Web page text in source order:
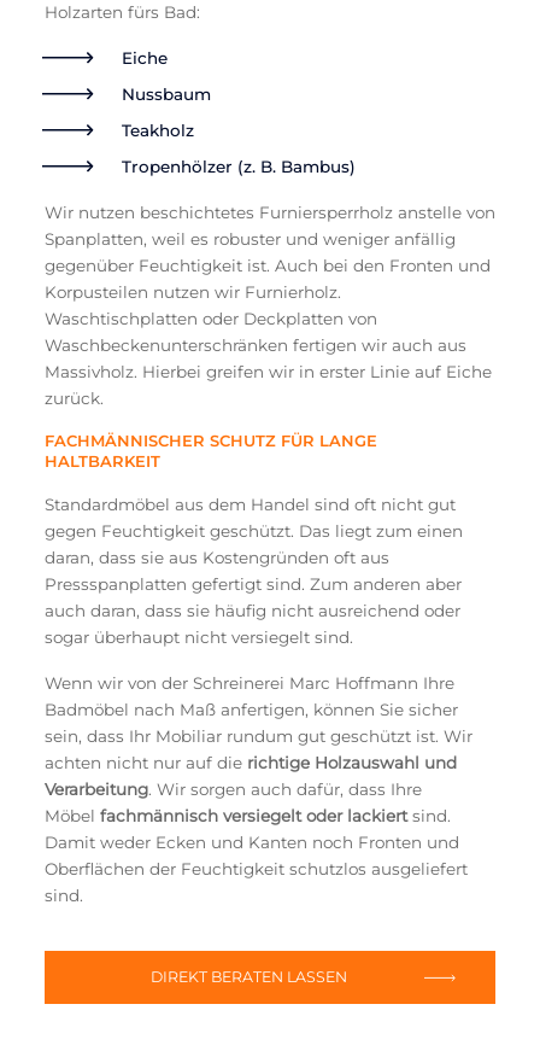
Holzarten fürs Bad:
Eiche
Nussbaum
Teakholz
Tropenhölzer (z. B. Bambus)
Wir nutzen beschichtetes Furniersperrholz anstelle von
Spanplatten, weil es robuster und weniger anfällig
gegenüber Feuchtigkeit ist. Auch bei den Fronten und
Korpusteilen nutzen wir Furnierholz.
Waschtischplatten oder Deckplatten von
Waschbeckenunterschränken fertigen wir auch aus
Massivholz. Hierbei greifen wir in erster Linie auf Eiche
zurück.
FACHMÄNNISCHER SCHUTZ FÜR LANGE
HALTBARKEIT
Standardmöbel aus dem Handel sind oft nicht gut
gegen Feuchtigkeit geschützt. Das liegt zum einen
daran, dass sie aus Kostengründen oft aus
Pressspanplatten gefertigt sind. Zum anderen aber
auch daran, dass sie häufig nicht ausreichend oder
sogar überhaupt nicht versiegelt sind.
Wenn wir von der Schreinerei Marc Hoffmann Ihre
Badmöbel nach Maß anfertigen, können Sie sicher
sein, dass Ihr Mobiliar rundum gut geschützt ist. Wir
achten nicht nur auf die richtige Holzauswahl und
Verarbeitung. Wir sorgen auch dafür, dass Ihre
Möbel fachmännisch versiegelt oder lackiertsind.
Damit weder Ecken und Kanten noch Fronten und
Oberflächen der Feuchtigkeit schutzlos ausgeliefert
sind.
DIREKT BERATEN LASSEN